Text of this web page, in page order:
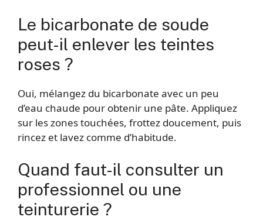
Le bicarbonate de soude
peut-il enlever les teintes
roses ?
Oui, mélangez du bicarbonate avec un peu
d’eau chaude pour obtenir une pâte. Appliquez
sur les zones touchées, frottez doucement, puis
rincez et lavez comme d’habitude.
Quand faut-il consulter un
professionnel ou une
teinturerie ?